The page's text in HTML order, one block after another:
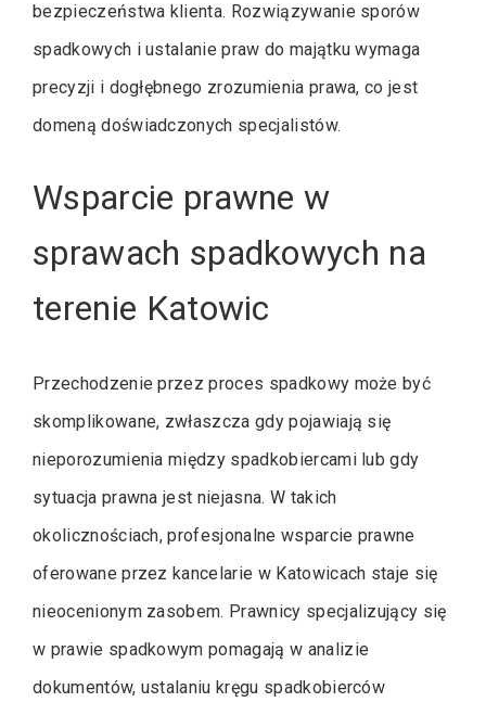
bezpieczeństwa klienta. Rozwiązywanie sporów
spadkowych i ustalanie praw do majątku wymaga
precyzji i dogłębnego zrozumienia prawa, co jest
domeną doświadczonych specjalistów.
Wsparcie prawne w
sprawach spadkowych na
terenie Katowic
Przechodzenie przez proces spadkowy może być
skomplikowane, zwłaszcza gdy pojawiają się
nieporozumienia między spadkobiercami lub gdy
sytuacja prawna jest niejasna. W takich
okolicznościach, profesjonalne wsparcie prawne
oferowane przez kancelarie w Katowicach staje się
nieocenionym zasobem. Prawnicy specjalizujący się
w prawie spadkowym pomagają w analizie
dokumentów, ustalaniu kręgu spadkobierców